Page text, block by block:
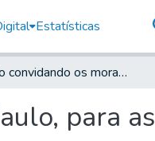
Estatísticas
Bando convidando os moradores da Capitania de Sua Paulo, para as diligências no sertão do Tibagy
para as